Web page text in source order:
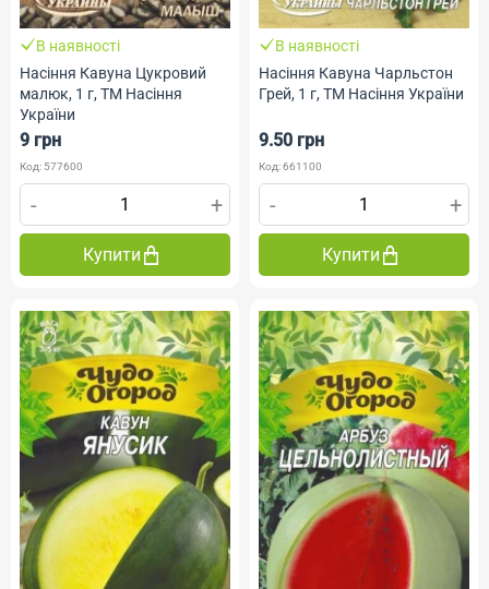
В наявності
Насіння Кавуна Цукровий
малюк, 1 г, ТМ Насіння
України
9 грн
Код: 577600
- +
Купити
В наявності
Насіння Кавуна Чарльстон
Грей, 1 г, ТМ Насіння України
9.50 грн
Код: 661100
- +
Купити